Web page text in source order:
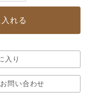
れる
入り
問い合わせ